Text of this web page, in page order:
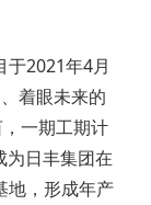
于2021年4月
着眼未来的
一期工期计
为日丰集团在
地，形成年产